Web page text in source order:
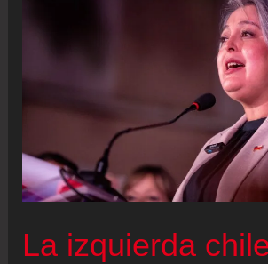
caer
negar
la
La izquierda